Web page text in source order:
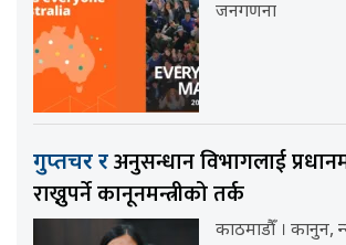
जनगणना
गुप्तचर रअनुसन्धान विभागलाई
राख्नुपर्ने कानूनमन्त्रीको तर्क
काठमाडौँ । कानुन,